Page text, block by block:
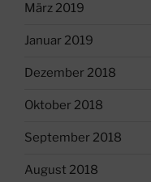
März 2019
Januar 2019
Dezember 2018
Oktober 2018
September 2018
August 2018